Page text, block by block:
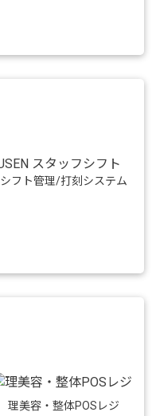
シフト管理/打刻システム
理美容・整体POSレジ